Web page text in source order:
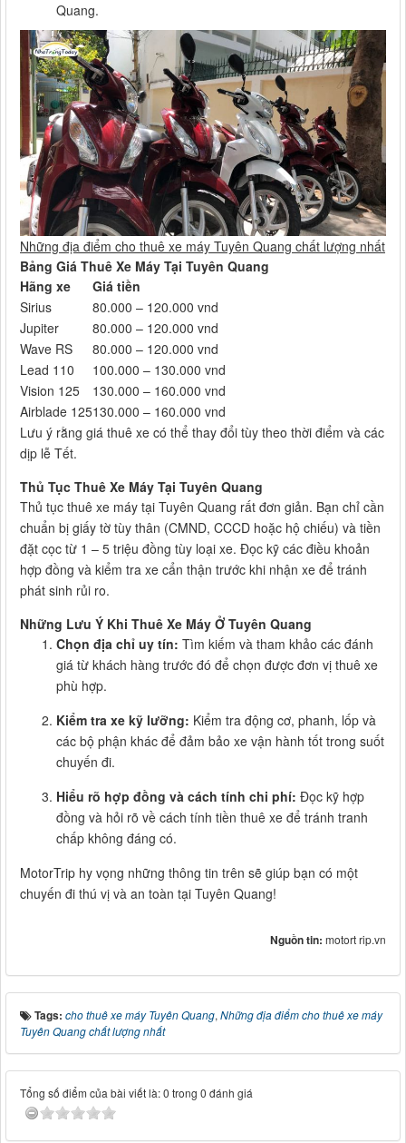
Quang.
Những địa điểm cho thuê xe máy Tuyên Quang chất lượng nhất
Bảng Giá Thuê Xe Máy Tại Tuyên Quang
Hãng xe
Giá tiền
Sirius
80.000 – 120.000 vnd
Jupiter
80.000 – 120.000 vnd
Wave RS
80.000 – 120.000 vnd
Lead 110
100.000 – 130.000 vnd
Vision 125
130.000 – 160.000 vnd
Airblade 125130.000 – 160.000 vnd
Lưu ý rằng giá thuê xe có thể thay đổi tùy theo thời điểm và các
dịp lễ Tết.
Thủ Tục Thuê Xe Máy Tại Tuyên Quang
Thủ tục thuê xe máy tại Tuyên Quang rất đơn giản. Bạn chỉ cần
chuẩn bị giấy tờ tùy thân (CMND, CCCD hoặc hộ chiếu) và tiền
đặt cọc từ 1 – 5 triệu đồng tùy loại xe. Đọc kỹ các điều khoản
hợp đồng và kiểm tra xe cẩn thận trước khi nhận xe để tránh
phát sinh rủi ro.
Những Lưu Ý Khi Thuê Xe Máy Ở Tuyên Quang
Chọn địa chỉ uy tín: Tìm kiếm và tham khảo các đánh
giá từ khách hàng trước đó để chọn được đơn vị thuê xe
phù hợp.
Kiểm tra xe kỹ lưỡng: Kiểm tra động cơ, phanh, lốp và
các bộ phận khác để đảm bảo xe vận hành tốt trong suốt
chuyến đi.
Hiểu rõ hợp đồng và cách tính chi phí: Đọc kỹ hợp
đồng và hỏi rõ về cách tính tiền thuê xe để tránh tranh
chấp không đáng có.
MotorTrip hy vọng những thông tin trên sẽ giúp bạn có một
chuyến đi thú vị và an toàn tại Tuyên Quang!
Nguồn tin: motort rip.vn
Tags: cho thuê xe máy Tuyên Quang, Những địa điểm cho thuê xe máy
Tuyên Quang chất lượng nhất
Tổng số điểm của bài viết là: 0 trong 0 đánh giá